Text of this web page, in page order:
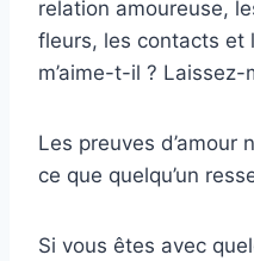
relation amoureuse,
fleurs, les contacts et
m’aime-t-il ?
Les preuves d’amour
ce que quelqu’un
Si vous êtes avec